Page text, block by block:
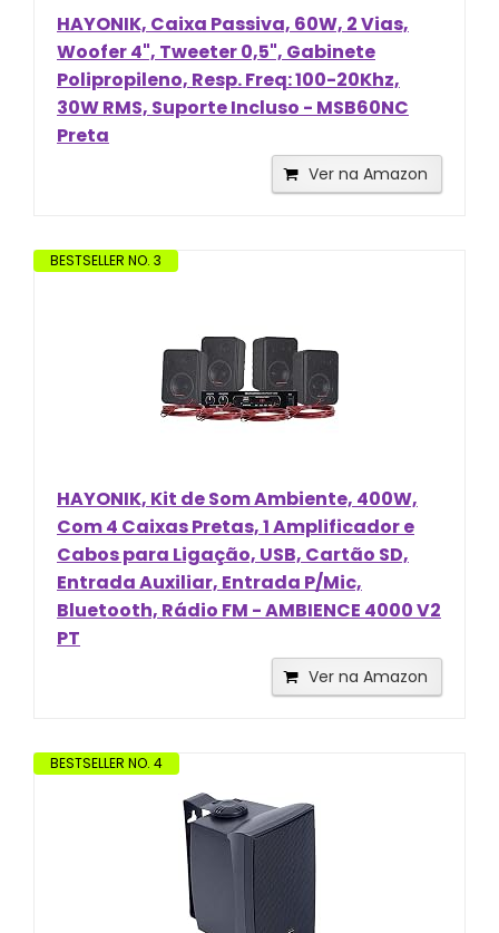
HAYONIK, Caixa Passiva, 60W, 2 Vias,
Woofer 4", Tweeter 0,5", Gabinete
Polipropileno, Resp. Freq: 100-20Khz,
30W RMS, Suporte Incluso - MSB60NC
Preta
Ver na Amazon
BESTSELLER NO. 3
HAYONIK, Kit de Som Ambiente, 400W,
Com 4 Caixas Pretas, 1 Amplificador e
Cabos para Ligação, USB, Cartão SD,
Entrada Auxiliar, Entrada P/Mic,
Bluetooth, Rádio FM - AMBIENCE 4000 V2
PT
Ver na Amazon
BESTSELLER NO. 4